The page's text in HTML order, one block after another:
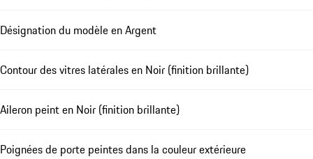
Désignation du modèle en Argent
Contour des vitres latérales en Noir (finition brillante)
Aileron peint en Noir (finition brillante)
Poignées de porte peintes dans la couleur extérieure